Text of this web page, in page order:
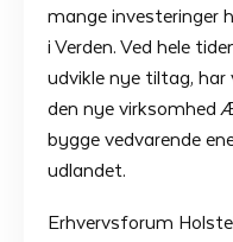
mange investeringer
i Verden. Ved hele
udvikle nye tiltag, har
den nye virksomhed
bygge vedvarende
udlandet.
Erhvervsforum